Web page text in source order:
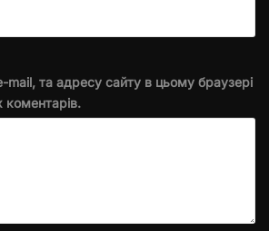
mail, та адресу сайту в цьому браузері